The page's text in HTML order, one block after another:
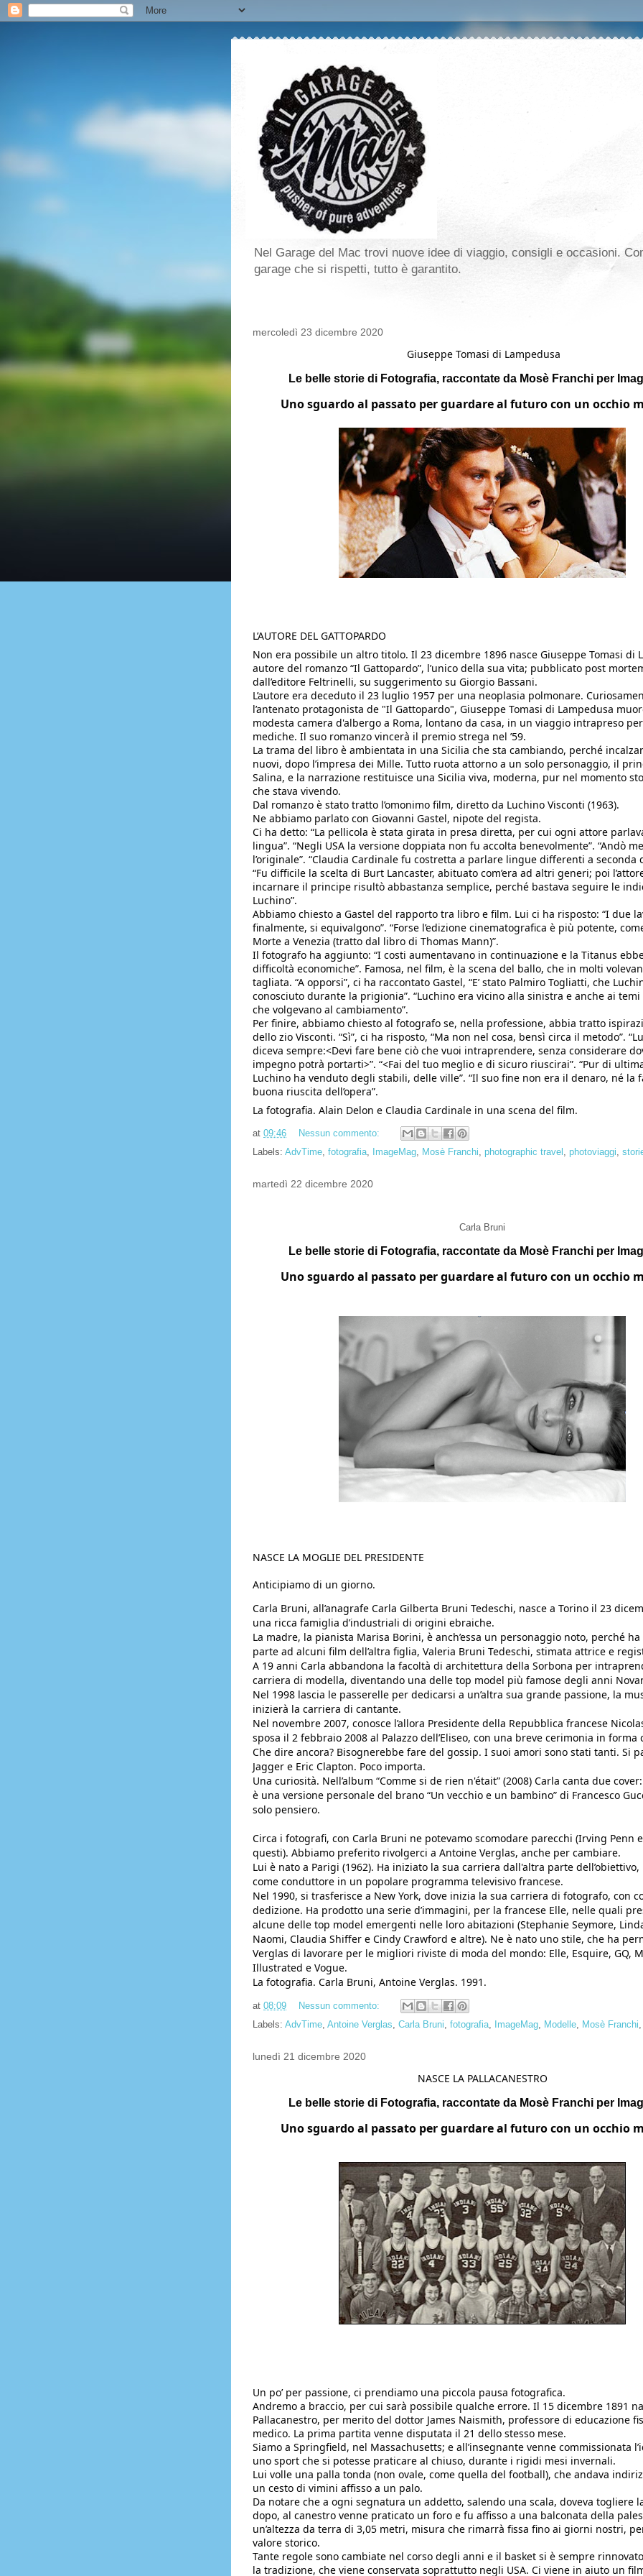
Nel Garage del Mac trovi nuove idee di viaggio, consigli e occasioni.
garage che si rispetti, tutto è garantito.
mercoledì 23 dicembre 2020
Giuseppe Tomasi di Lampedusa
Le belle storie di Fotografia, raccontate da Mosè Franchi per
Uno sguardo al passato per guardare al futuro con un occhio
L’AUTORE DEL GATTOPARDO
Non era possibile un altro titolo. Il 23 dicembre 1896 nasce Giuseppe Tomasi di
autore del romanzo “Il Gattopardo”, l’unico della sua vita; pubblicato post
dall’editore Feltrinelli, su suggerimento su Giorgio Bassani.
L’autore era deceduto il 23 luglio 1957 per una neoplasia polmonare.
l’antenato protagonista de "Il Gattopardo", Giuseppe Tomasi di Lampedusa
modesta camera d'albergo a Roma, lontano da casa, in un viaggio intrapreso
mediche. Il suo romanzo vincerà il premio strega nel ’59.
La trama del libro è ambientata in una Sicilia che sta cambiando, perché
nuovi, dopo l’impresa dei Mille. Tutto ruota attorno a un solo personaggio, il
Salina, e la narrazione restituisce una Sicilia viva, moderna, pur nel momento
che stava vivendo.
Dal romanzo è stato tratto l’omonimo film, diretto da Luchino Visconti (1963).
Ne abbiamo parlato con Giovanni Gastel, nipote del regista.
Ci ha detto: “La pellicola è stata girata in presa diretta, per cui ogni attore
lingua”. “Negli USA la versione doppiata non fu accolta benevolmente”. “Andò
l’originale”. “Claudia Cardinale fu costretta a parlare lingue differenti a seconda
“Fu difficile la scelta di Burt Lancaster, abituato com’era ad altri generi; poi
incarnare il principe risultò abbastanza semplice, perché bastava seguire le
Luchino”.
Abbiamo chiesto a Gastel del rapporto tra libro e film. Lui ci ha risposto: “I due
finalmente, si equivalgono”. “Forse l’edizione cinematografica è più potente,
Morte a Venezia (tratto dal libro di Thomas Mann)”.
Il fotografo ha aggiunto: “I costi aumentavano in continuazione e la Titanus
difficoltà economiche”. Famosa, nel film, è la scena del ballo, che in molti
tagliata. “A opporsi”, ci ha raccontato Gastel, “E’ stato Palmiro Togliatti, che
conosciuto durante la prigionia”. “Luchino era vicino alla sinistra e anche ai
che volgevano al cambiamento”.
Per finire, abbiamo chiesto al fotografo se, nella professione, abbia tratto
dello zio Visconti. “Sì”, ci ha risposto, “Ma non nel cosa, bensì circa il metodo”.
diceva sempre:<Devi fare bene ciò che vuoi intraprendere, senza considerare
impegno potrà portarti>”. “<Fai del tuo meglio e di sicuro riuscirai”. “Pur di
Luchino ha venduto degli stabili, delle ville”. “Il suo fine non era il denaro, né la
buona riuscita dell’opera”.
La fotografia. Alain Delon e Claudia Cardinale in una scena del film.
at 09:46
Nessun commento:
Labels: AdvTime, fotografia, ImageMag, Mosè Franchi, photographic travel , photoviaggi,
martedì 22 dicembre 2020
Carla Bruni
Le belle storie di Fotografia, raccontate da Mosè Franchi per
Uno sguardo al passato per guardare al futuro con un occhio
NASCE LA MOGLIE DEL PRESIDENTE
Anticipiamo di un giorno.
Carla Bruni, all’anagrafe Carla Gilberta Bruni Tedeschi, nasce a Torino il 23
una ricca famiglia d’industriali di origini ebraiche.
La madre, la pianista Marisa Borini, è anch’essa un personaggio noto, perché
parte ad alcuni film dell’altra figlia, Valeria Bruni Tedeschi, stimata attrice e
A 19 anni Carla abbandona la facoltà di architettura della Sorbona per
carriera di modella, diventando una delle top model più famose degli anni
Nel 1998 lascia le passerelle per dedicarsi a un’altra sua grande passione, la
inizierà la carriera di cantante.
Nel novembre 2007, conosce l’allora Presidente della Repubblica francese
sposa il 2 febbraio 2008 al Palazzo dell’Eliseo, con una breve cerimonia in forma
Che dire ancora? Bisognerebbe fare del gossip. I suoi amori sono stati tanti. Si
Jagger e Eric Clapton. Poco importa.
Una curiosità. Nell’album “Comme si de rien n'était” (2008) Carla canta due
è una versione personale del brano “Un vecchio e un bambino” di Francesco
solo pensiero.
Circa i fotografi, con Carla Bruni ne potevamo scomodare parecchi (Irving Penn
questi). Abbiamo preferito rivolgerci a Antoine Verglas, anche per cambiare.
Lui è nato a Parigi (1962). Ha iniziato la sua carriera dall'altra parte
come conduttore in un popolare programma televisivo francese.
Nel 1990, si trasferisce a New York, dove inizia la sua carriera di fotografo, con
dedizione. Ha prodotto una serie d’immagini, per la francese Elle, nelle quali
alcune delle top model emergenti nelle loro abitazioni (Stephanie Seymore,
Naomi, Claudia Shiffer e Cindy Crawford e altre). Ne è nato uno stile, che ha
Verglas di lavorare per le migliori riviste di moda del mondo: Elle, Esquire, GQ,
Illustrated e Vogue.
La fotografia. Carla Bruni, Antoine Verglas. 1991.
at 08:09
Nessun commento:
Labels: AdvTime, Antoine Verglas, Carla Bruni, fotografia, ImageMag, Modelle, Mosè Franchi,
lunedì 21 dicembre 2020
NASCE LA PALLACANESTRO
Le belle storie di Fotografia, raccontate da Mosè Franchi per
Uno sguardo al passato per guardare al futuro con un occhio
Un po’ per passione, ci prendiamo una piccola pausa fotografica.
Andremo a braccio, per cui sarà possibile qualche errore. Il 15 dicembre 1891
Pallacanestro, per merito del dottor James Naismith, professore di educazione
medico. La prima partita venne disputata il 21 dello stesso mese.
Siamo a Springfield, nel Massachusetts; e all’insegnante venne commissionata
uno sport che si potesse praticare al chiuso, durante i rigidi mesi invernali.
Lui volle una palla tonda (non ovale, come quella del football), che andava
un cesto di vimini affisso a un palo.
Da notare che a ogni segnatura un addetto, salendo una scala, doveva togliere
dopo, al canestro venne praticato un foro e fu affisso a una balconata della
un’altezza da terra di 3,05 metri, misura che rimarrà fissa fino ai giorni nostri,
valore storico.
Tante regole sono cambiate nel corso degli anni e il basket si è sempre
la tradizione, che viene conservata soprattutto negli USA. Ci viene in aiuto un